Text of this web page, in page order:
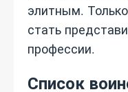
элитным.
стать
профессии.
Список